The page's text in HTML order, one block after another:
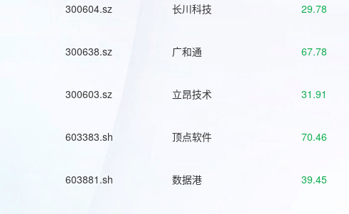
300604.sz 长川科技 29.78
300638.sz 广和通 67.78
300603.sz 立昂技术 31.91
603383.sh 顶点软件 70.46
603881.sh 数据港 39.45